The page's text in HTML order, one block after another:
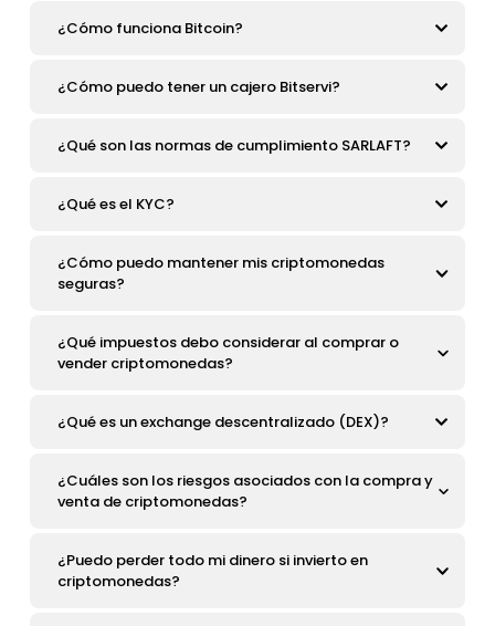
¿Cómo funciona Bitcoin?
¿Cómo puedo tener un cajero Bitservi?
¿Qué son las normas de cumplimiento SARLAFT?
¿Qué es el KYC?
¿Cómo puedo mantener mis criptomonedas
seguras?
¿Qué impuestos debo considerar al comprar o
vender criptomonedas?
¿Qué es un exchange descentralizado (DEX)?
¿Cuáles son los riesgos asociados con la compra y
venta de criptomonedas?
¿Puedo perder todo mi dinero si invierto en
criptomonedas?